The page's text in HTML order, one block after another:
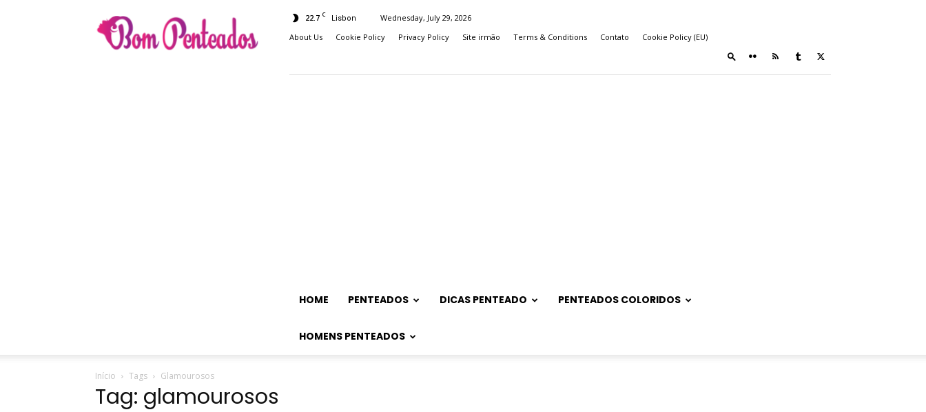
Penteados
22.7 C Lisbon
Wednesday, July 29, 2026
About Us
Cookie Policy Privacy Policy Site irmão Terms & Conditions Contato Cookie Policy (EU)
HOME PENTEADOS DICAS PENTEADO PENTEADOS COLORIDOS
HOMENS PENTEADOS
Início Tags Glamourosos
Tag: glamourosos